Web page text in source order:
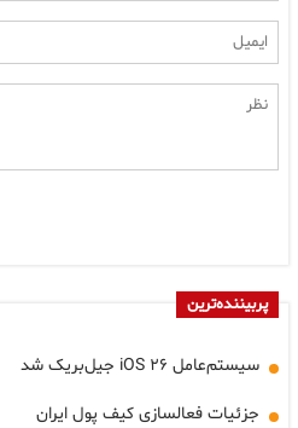
پربیننده‌ترین
سیستم‌عامل iOS ۲۶ جیل‌بریک شد
جزئیات فعالسازی کیف پول ایران